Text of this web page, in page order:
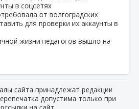
в соцсетях
жизни педагогов вышло на
сайта принадлежат редакции
допустима только при